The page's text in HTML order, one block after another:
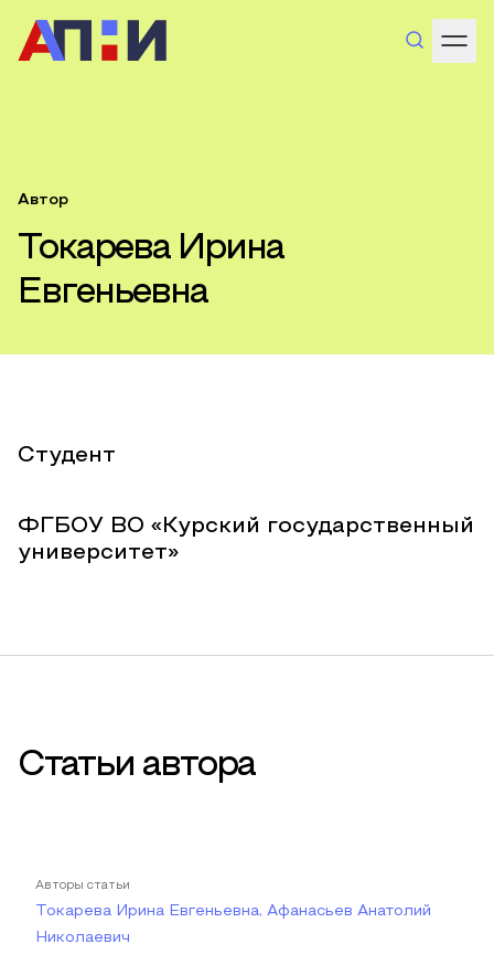
Автор
Токарева Ирина
Евгеньевна
Студент
ФГБОУ ВО «Курский государственный
университет»
Статьи автора
Авторы статьи
Токарева Ирина Евгеньевна, Афанасьев Анатолий
Николаевич